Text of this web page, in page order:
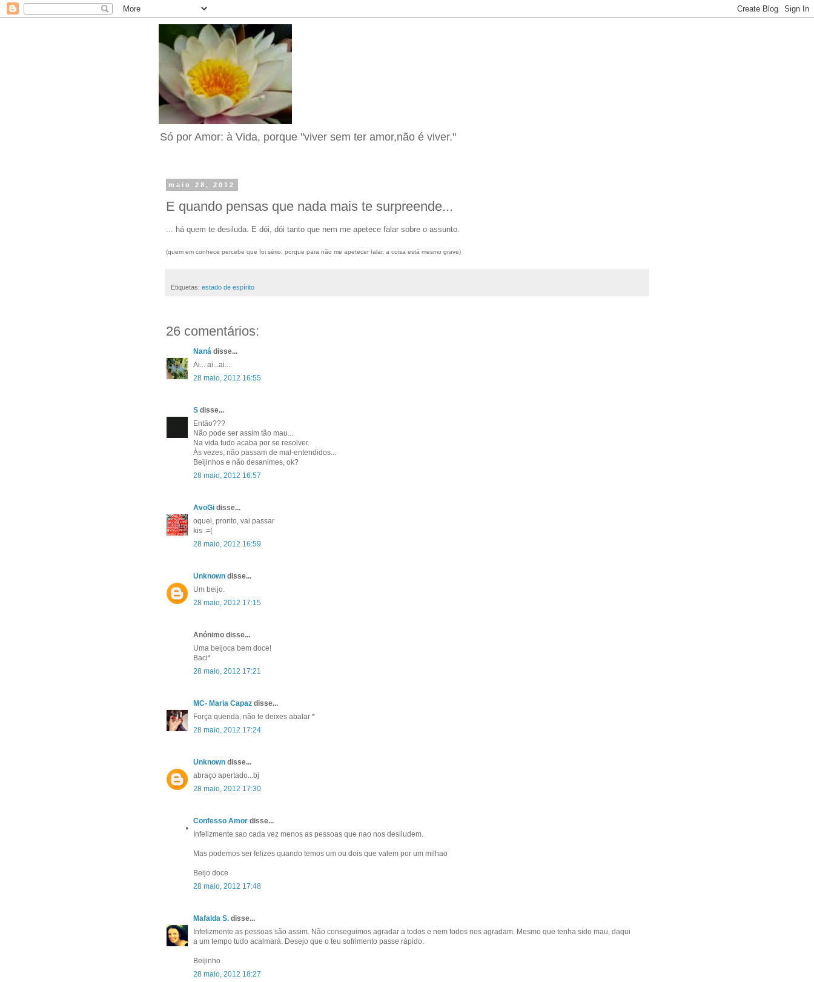
Só por Amor: à Vida, porque "viver sem ter amor,não é viver."
maio 28, 2012
E quando pensas que nada mais te surpreende...
... há quem te desiluda. E dói, dói tanto que nem me apetece falar sobre o assunto.
(quem em conhece percebe que foi sério, porque para não me apetecer falar, a coisa está mesmo grave)
Etiquetas: estado de espírito
26 comentários:
Naná disse...
Ai... ai...ai...
28 maio, 2012 16:55
S disse...
Então???
Não pode ser assim tão mau...
Na vida tudo acaba por se resolver.
Às vezes, não passam de mal-entendidos...
Beijinhos e não desanimes, ok?
28 maio, 2012 16:57
AvoGi disse...
oquei, pronto, vai passar
kis .=(
28 maio, 2012 16:59
Unknown disse...
Um beijo.
28 maio, 2012 17:15
Anónimo disse...
Uma beijoca bem doce!
Baci*
28 maio, 2012 17:21
MC- Maria Capaz disse...
Força querida, não te deixes abalar *
28 maio, 2012 17:24
Unknown disse...
abraço apertado...bj
28 maio, 2012 17:30
Confesso Amor disse...
Infelizmente sao cada vez menos as pessoas que nao nos desiludem.
Mas podemos ser felizes quando temos um ou dois que valem por um milhao
Beijo doce
28 maio, 2012 17:48
Mafalda S. disse...
Infelizmente as pessoas são assim. Não conseguimos agradar a todos e nem todos nos agradam. Mesmo que tenha sido mau, daqui
a um tempo tudo acalmará. Desejo que o teu sofrimento passe rápido.
Beijinho
28 maio, 2012 18:27